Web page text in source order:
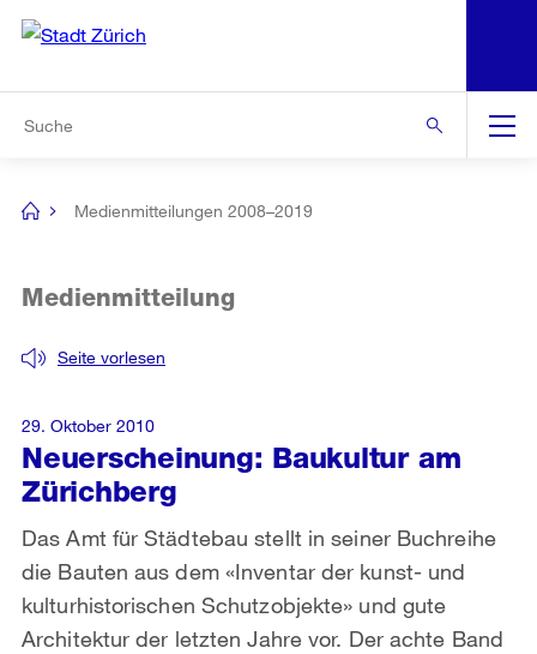
Navigation
[no
Medienmitteilungen 2008–2019
Neuerscheinung: Baukultur am
Zürichberg
Seite vorlesen
Medienmitteilung
Das Amt für Städtebau stellt in seiner Buchreihe
die Bauten aus dem «Inventar der kunst- und
kulturhistorischen Schutzobjekte» und gute
Architektur der letzten Jahre vor. Der achte Band
29. Oktober 2010